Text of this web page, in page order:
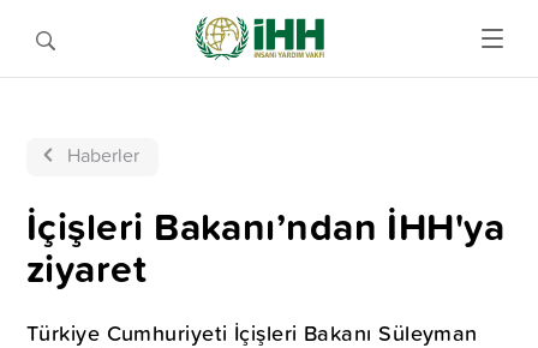
Haberler
İçişleri Bakanı’ndan İHH'ya
ziyaret
Türkiye Cumhuriyeti İçişleri Bakanı Süleyman